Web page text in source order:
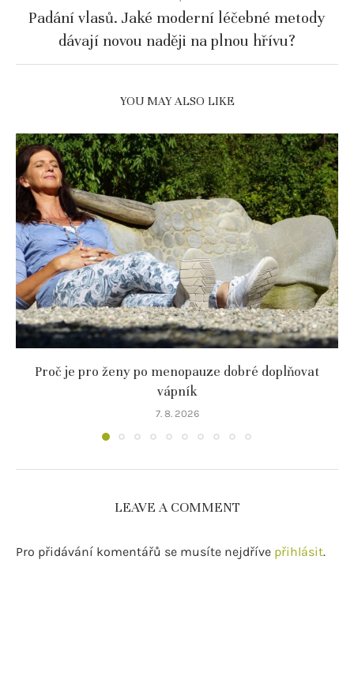
Padání vlasů. Jaké moderní léčebné metody
dávají novou naději na plnou hřívu?
YOU MAY ALSO LIKE
Proč je pro ženy po menopauze dobré doplňovat
vápník
7. 8. 2026
LEAVE A COMMENT
Pro přidávání komentářů se musíte nejdříve přihlásit.